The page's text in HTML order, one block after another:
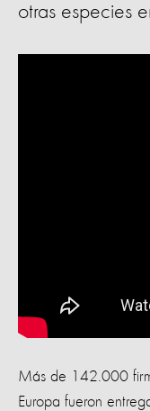
otras especies
Más de 142.000
Europa fueron